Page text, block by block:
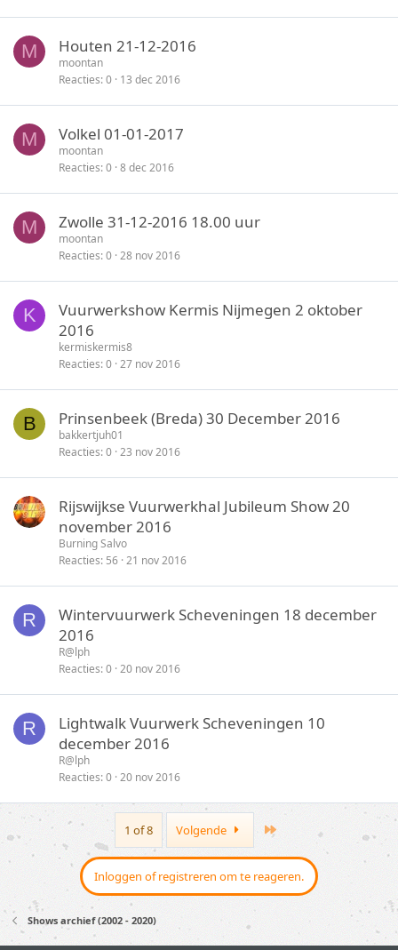
M Houten 21-12-2016
moontan
Reacties 0 13 dec 2016
M Volkel 01-01-2017
moontan
Reacties 0 8 dec 2016
M Zwolle 31-12-2016 18.00 uur
moontan
Reacties 0 28 nov 2016
K
Vuurwerkshow Kermis Nijmegen 2 oktober
2016
kermiskermis8
Reacties 0 27 nov 2016
B Prinsenbeek (Breda) 30 December 2016
bakkertjuh01
Reacties 0 23 nov 2016
Rijswijkse Vuurwerkhal Jubileum Show 20
november 2016
Burning Salvo
Reacties 56 21 nov 2016
R
Wintervuurwerk Scheveningen 18 december
2016
R@lph
Reacties 0 20 nov 2016
R
Lightwalk Vuurwerk Scheveningen 10
december 2016
R@lph
Reacties 0 20 nov 2016
1 of 8 Volgende
Inloggen of registreren om te reageren.
Shows archief (2002 - 2020)